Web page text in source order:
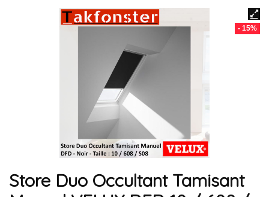
- 15%
Store Duo Occultant Tamisant